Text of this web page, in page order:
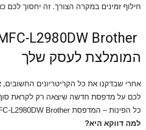
חילוף זמינים במקרה הצורך. זה יחסוך לכם
המומלצת לעסק שלך
אחרי שבדקנו את כל הקריטריונים החשובים,
כל הפינות – המדפסת MFC-L2980DW Brother.
למה דווקא היא?